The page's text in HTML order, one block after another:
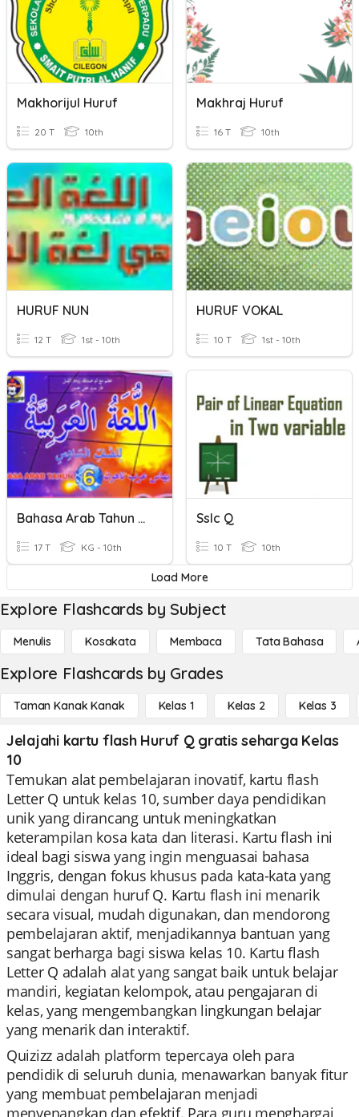
Makhorijul Huruf
20 T 10th
Makhraj Huruf
16 T 10th
HURUF NUN
12 T 1st - 10th
HURUF VOKAL
10 T 1st - 10th
Bahasa Arab Tahun 6: Huruf Jar
17 T KG - 10th
Sslc Q
10 T 10th
Load More
Explore Flashcards by Subject
Menulis Kosakata Membaca Tata Bahasa
Explore Flashcards by Grades
Taman Kanak Kanak Kelas 1 Kelas 2 Kelas 3
Jelajahi kartu flash Huruf Q gratis seharga Kelas
10
Temukan alat pembelajaran inovatif, kartu flash
Letter Q untuk kelas 10, sumber daya pendidikan
unik yang dirancang untuk meningkatkan
keterampilan kosa kata dan literasi. Kartu flash ini
ideal bagi siswa yang ingin menguasai bahasa
Inggris, dengan fokus khusus pada kata-kata yang
dimulai dengan huruf Q. Kartu flash ini menarik
secara visual, mudah digunakan, dan mendorong
pembelajaran aktif, menjadikannya bantuan yang
sangat berharga bagi siswa kelas 10. Kartu flash
Letter Q adalah alat yang sangat baik untuk belajar
mandiri, kegiatan kelompok, atau pengajaran di
kelas, yang mengembangkan lingkungan belajar
yang menarik dan interaktif.
Quizizz adalah platform tepercaya oleh para
pendidik di seluruh dunia, menawarkan banyak fitur
yang membuat pembelajaran menjadi
menyenangkan dan efektif. Para guru menghargai